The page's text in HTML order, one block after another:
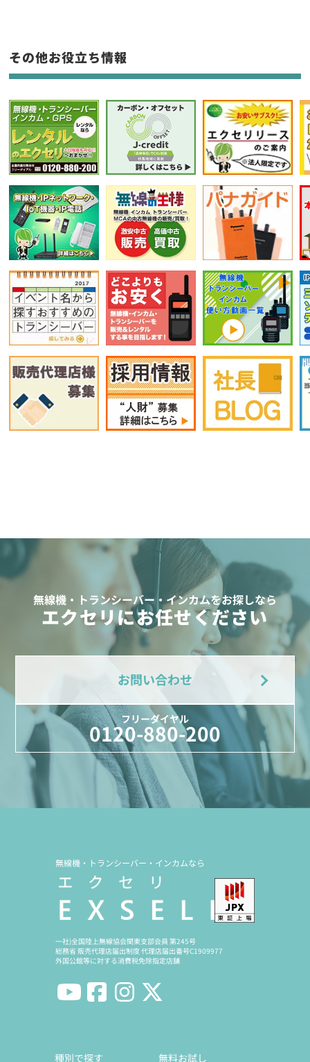
フリーワード入力(製品名等)
選択条件をリセット
その他お役立ち情報
無線機・トランシーバー・インカムをお探しなら
エクセリにお任せください
お問い合わせ
フリーダイヤル
0120-880-200
無線機・トランシーバー・インカムなら
一社)全国陸上無線協会関東支部会員 第245号
総務省 販売代理店届出制度 代理店届出番号C1909977
外国公館等に対する消費税免除指定店舗
種別で探す
無料お試し